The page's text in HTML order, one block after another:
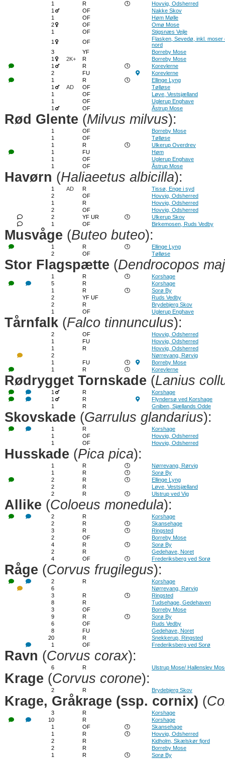
1 R
Hovvig, Odsherred
1
OF
Nakke Skov
1
OF
Høm Mølle
2
OF
Omø Mose
1
OF
Stigsnæs Vejle
1
OF
Flasken, Sevedø, inkl. moser
nord
3
YF
Borreby Mose
1
2K+ R
Borreby Mose
1
R
Korevlerne
2
FU
Korevlerne
1
R
Ellinge Lyng
1
AD OF
Tølløse
1
OF
Løve, Vestsjælland
1
OF
Uglerup Enghave
1
OF Åstrup Mose
Rød Glente (Milvus milvus):
1 OF
Borreby Mose
1
OF
Tølløse
1
R
Ulkerup Overdrev
1
FU
Høm
1
OF
Uglerup Enghave
1
OF Åstrup Mose
Havørn (Haliaeetus albicilla):
1 AD R
Tissø, Enge i syd
2
OF
Hovvig, Odsherred
1
R
Hovvig, Odsherred
2
OF
Hovvig, Odsherred
2
YF UR
Ulkerup Skov
1
OF Birkemosen, Ruds Vedby
Musvåge (Buteo buteo):
1 R
Ellinge Lyng
2
OF Tølløse
Stor Flagspætte (Dendrocopos
1 R
Korshage
5
R
Korshage
1
R
Sorø By
2
YF UF
Ruds Vedby
2
R
Brydebjerg Skov
1
OF Uglerup Enghave
Tårnfalk (Falco tinnunculus):
2 OF
Hovvig, Odsherred
1
FU
Hovvig, Odsherred
1
R
Hovvig, Odsherred
2
Nørrevang, Rørvig
1
FU
Borreby Mose
1
R Korevlerne
Rødrygget Tornskade (Lanius
1 R
Korshage
1
R
Flyndersø ved Korshage
1
R Gniben, Sjællands Odde
Skovskade (Garrulus glandarius):
1 R
Korshage
1
OF
Hovvig, Odsherred
1
OF Hovvig, Odsherred
Husskade (Pica pica):
1 R
Nørrevang, Rørvig
1
R
Sorø By
2
R
Ellinge Lyng
2
R
Løve, Vestsjælland
2
R Ulstrup ved Vig
Allike (Coloeus monedula):
2 R
Korshage
2
R
Skansehage
3
R
Ringsted
2
OF
Borreby Mose
4
R
Sorø By
2
R
Gedehave, Noret
4
OF Frederiksberg ved Sorø
Råge (Corvus frugilegus):
2 R
Korshage
6
Nørrevang, Rørvig
3
R
Ringsted
8
R
Tudsehage, Gedehaven
3
OF
Borreby Mose
9
R
Sorø By
6
OF
Ruds Vedby
8
FU
Gedehave, Noret
20
R
Snekkerup, Ringsted
1
OF Frederiksberg ved Sorø
Ravn (Corvus corax):
6 R Ulstrup Mose/ Hallenslev
Krage (Corvus corone):
2 R Brydebjerg Skov
Krage, Gråkrage (ssp. cornix) (
3 R
Korshage
10
R
Korshage
1
OF
Skansehage
1
R
Hovvig, Odsherred
2
R
Kidholm, Skælskør fjord
2
R
Borreby Mose
1
R
Sorø By